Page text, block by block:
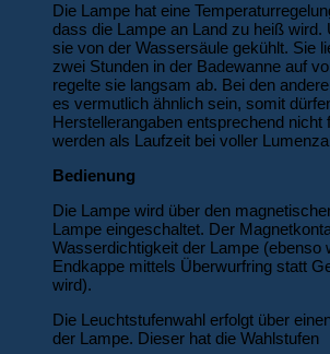
Die Lampe hat eine
dass die Lampe an Land zu heiß wird.
sie von der Wassersäule gekühlt. Sie
zwei Stunden in der Badewanne auf
regelte sie langsam ab. Bei den
es vermutlich ähnlich sein, somit
Herstellerangaben entsprechend nicht
werden als Laufzeit bei voller
Bedienung
Die Lampe wird über den
Lampe eingeschaltet. Der
Wasserdichtigkeit der Lampe (ebenso
Endkappe mittels Überwurfring statt
wird).
Die Leuchtstufenwahl erfolgt über
der Lampe. Dieser hat die Wahlstufen